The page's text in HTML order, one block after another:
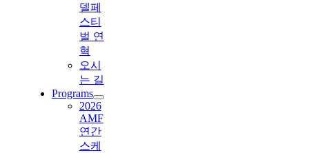
델페
스티
벌 연
혁
오시
는 길
Programs
2026
AMF
연간
스케